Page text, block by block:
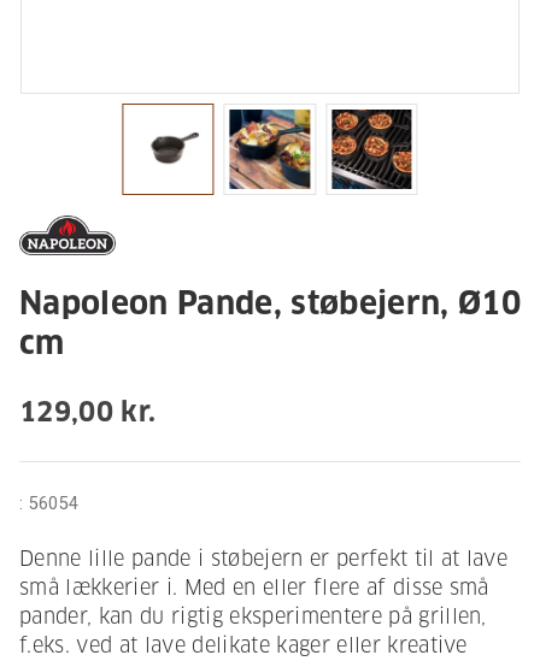
Napoleon Pande, støbejern, Ø10
cm
129,00 kr.
: 56054
Denne lille pande i støbejern er perfekt til at lave
små lækkerier i. Med en eller flere af disse små
pander, kan du rigtig eksperimentere på grillen,
f.eks. ved at lave delikate kager eller kreative